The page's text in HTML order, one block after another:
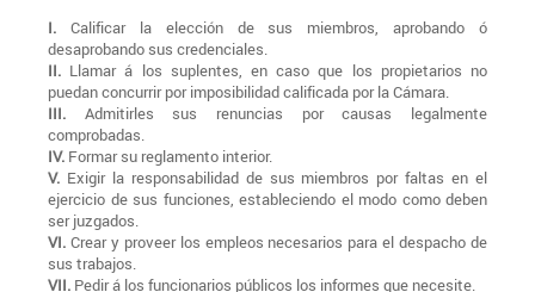
I. Calificar la elección de sus miembros, aprobando ó
desaprobando sus credenciales.
II. Llamar á los suplentes, en caso que los propietarios no
puedan concurrir por imposibilidad calificada por la Cámara.
III. Admitirles sus renuncias por causas legalmente
comprobadas.
IV. Formar su reglamento interior.
V. Exigir la responsabilidad de sus miembros por faltas en el
ejercicio de sus funciones, estableciendo el modo como deben
ser juzgados.
VI. Crear y proveer los empleos necesarios para el despacho de
sus trabajos.
VII. Pedir á los funcionarios públicos los informes que necesite.